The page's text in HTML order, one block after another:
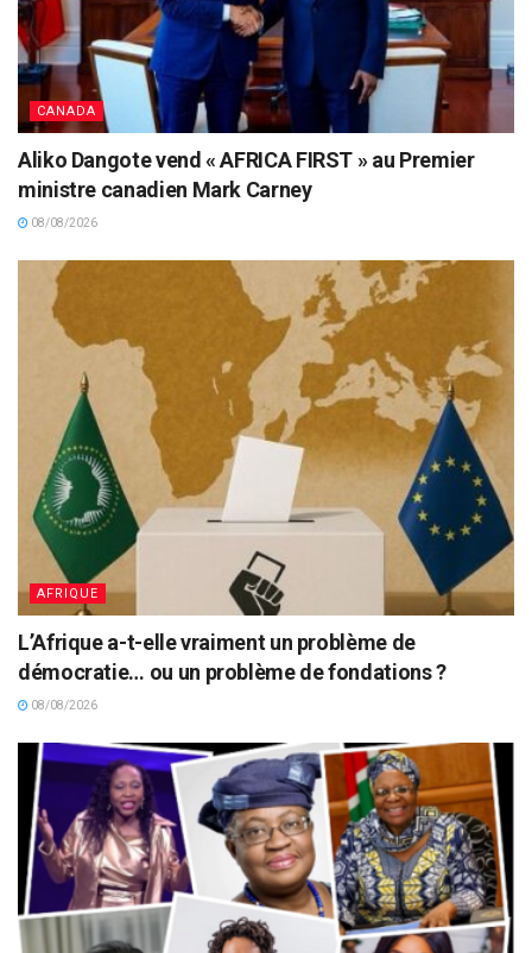
CANADA
Aliko Dangote vend « AFRICA FIRST » au Premier
ministre canadien Mark Carney
08/08/2026
AFRIQUE
L’Afrique a-t-elle vraiment un problème de
démocratie… ou un problème de fondations ?
08/08/2026